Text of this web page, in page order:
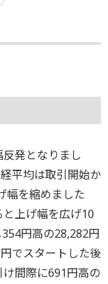
発となりまし
平均は取引開始か
幅を縮めました
上げ幅を広げ10
円高の28,282円
でスタートした後
間際に691円高の